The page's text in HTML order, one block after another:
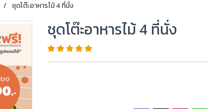
ชุดโต๊ะอาหารไม้ 4 ที่นั่ง
ชุดโต๊ะอาหารไม้ 4 ที่นั่ง